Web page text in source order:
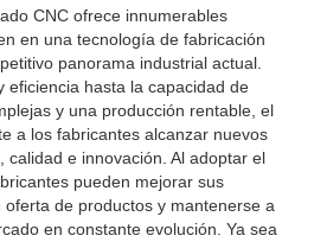
CNC ofrece innumerables
en una tecnología de fabricación
panorama industrial actual.
eficiencia hasta la capacidad de
y una producción rentable, el
a los fabricantes alcanzar nuevos
calidad e innovación. Al adoptar el
pueden mejorar sus
de productos y mantenerse a
en constante evolución. Ya sea